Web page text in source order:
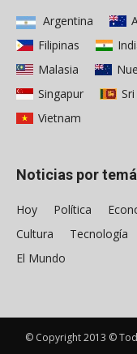
Argentina
Filipinas
Malasia
Singapur
Vietnam
Noticias por
Hoy Política
Cultura
Tecnología
El Mundo
© Copyright 2013 ©